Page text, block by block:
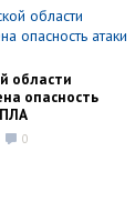
области
опасность
0